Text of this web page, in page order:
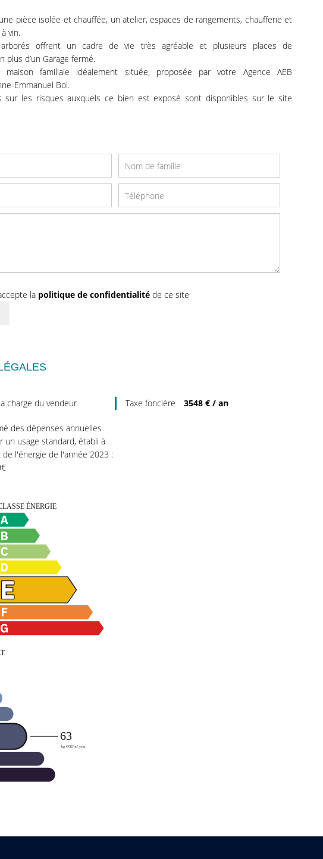
pièce isolée et chauffée, un atelier, espaces de rangements, chaufferie et
vin.
offrent un cadre de vie très agréable et plusieurs places de
plus d’un Garage fermé.
familiale idéalement située, proposée par votre Agence AEB
Emmanuel Bol.
sur les risques auxquels ce bien est exposé sont disponibles sur le site
la politique de confidentialitéde ce site
charge du vendeur Taxe foncière 3548 € / an
des dépenses annuelles
un usage standard, établi à
l'énergie de l'année 2023 :